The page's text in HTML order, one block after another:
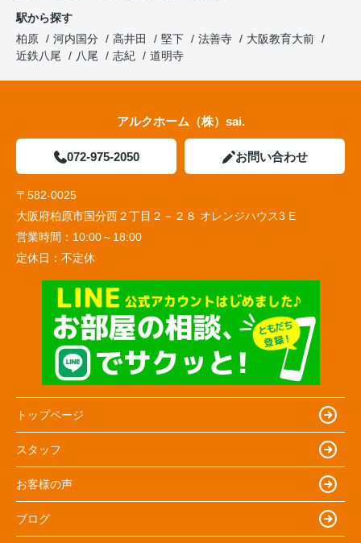
駅から探す
柏原
河内国分 高井田 堅下 法善寺
大阪教育大前
近鉄八尾
八尾 志紀 道明寺
アルクホーム（株）sai.
072-975-2050 お問い合わせ
〒582-0025
大阪府柏原市国分西２丁目２－２８ オレンジハウス3 E
営業時間： 10:00～18:00
定休日： 不定休
トップページ
スタッフ
お客様の声
ブログ